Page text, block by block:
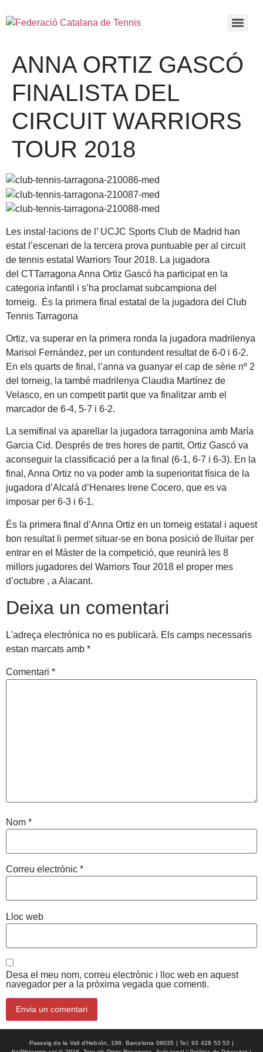
ANNA ORTIZ GASCÓ
FINALISTA DEL
CIRCUIT WARRIORS
TOUR 2018
Les instal·lacions de l’ UCJC Sports Club de Madrid han
estat l’escenari de la tercera prova puntuable per al circuit
de tennis estatal Warriors Tour 2018. La jugadora
del CTTarragona Anna Ortiz Gascó ha participat en la
categoria infantil i s’ha proclamat subcampiona del
torneig. És la primera final estatal de la jugadora del Club
Tennis Tarragona
Ortiz, va superar en la primera ronda la jugadora madrilenya
Marisol Fernández, per un contundent resultat de 6-0 i 6-2.
En els quarts de final, l’anna va guanyar el cap de sèrie nº 2
del torneig, la també madrilenya Claudia Martínez de
Velasco, en un competit partit que va finalitzar amb el
marcador de 6-4, 5-7 i 6-2.
La semifinal va aparellar la jugadora tarragonina amb María
Garcia Cid. Després de tres hores de partit, Ortiz Gascó va
aconseguir la classificació per a la final (6-1, 6-7 i 6-3). En la
final, Anna Ortiz no va poder amb la superioritat física de la
jugadora d’Alcalá d’Henares Irene Cocero, que es va
imposar per 6-3 i 6-1.
És la primera final d’Anna Ortiz en un torneig estatal i aquest
bon resultat li permet situar-se en bona posició de lluitar per
entrar en el Màster de la competició, que reunirà les 8
millors jugadores del Warriors Tour 2018 el proper mes
d’octubre , a Alacant.
Deixa un comentari
L'adreça electrònica no es publicarà. Els camps necessaris
estan marcats amb *
Comentari *
Nom *
Correu electrònic *
Lloc web
Desa el meu nom, correu electrònic i lloc web en aquest
navegador per a la pròxima vegada que comenti.
Passeig de la Vall d'Hebrón, 196. Barcelona 08035 | Tel. 93 428 53 53 |